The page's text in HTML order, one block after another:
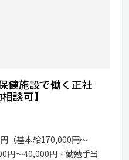
健施設で働く正社
談可】
（基本給170,000円～
円～40,000円 + 勤勉手当